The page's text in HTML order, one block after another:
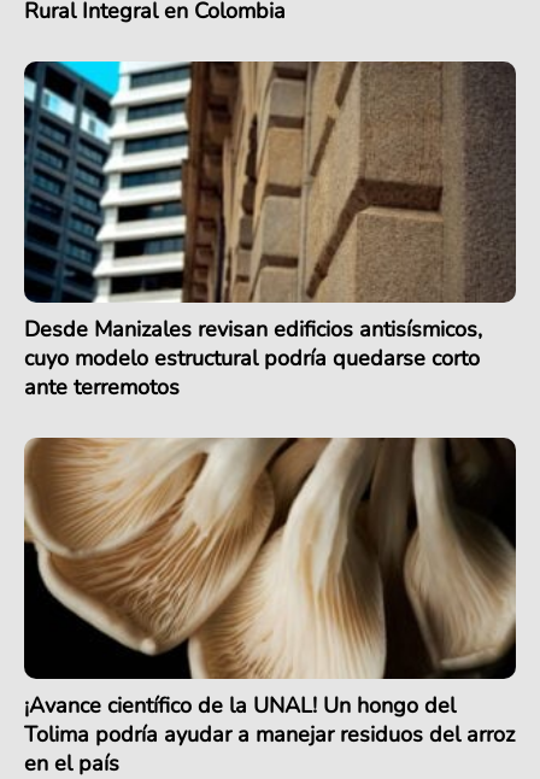
Rural Integral en Colombia
Desde Manizales revisan edificios antisísmicos,
cuyo modelo estructural podría quedarse corto
ante terremotos
¡Avance científico de la UNAL! Un hongo del
Tolima podría ayudar a manejar residuos del arroz
en el país